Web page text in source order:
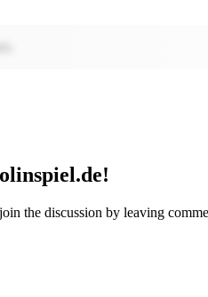
the discussion by leaving